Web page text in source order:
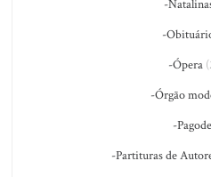
-
-
-Ópera
-Órgão
-Pagode
-Partituras de